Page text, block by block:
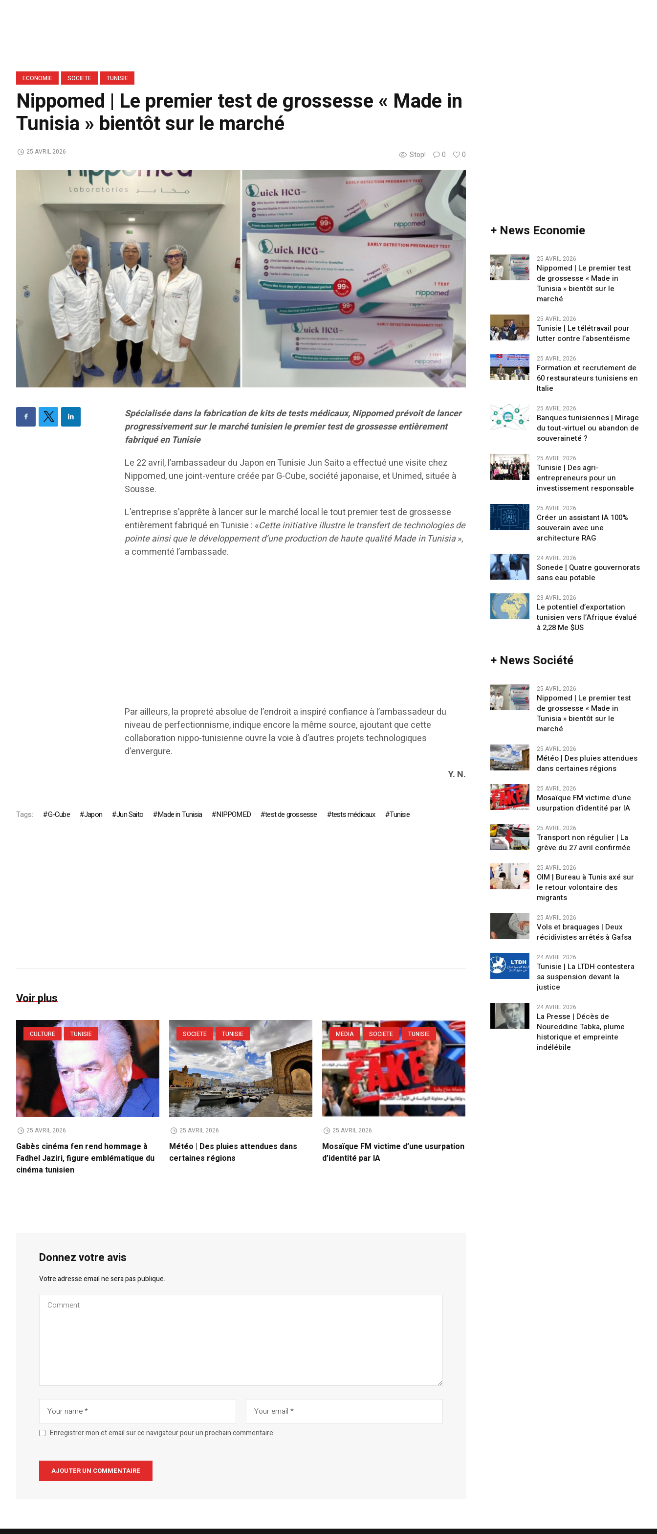
ECONOMIE SOCIETE TUNISIE
Nippomed | Le premier test de grossesse « Made in
Tunisia » bientôt sur le marché
Stop! 0 0
25 AVRIL 2026
​Spécialisée dans la fabrication de kits de tests médicaux, Nippomed prévoit de lancer
progressivement sur le marché tunisien le premier test de grossesse entièrement
fabriqué en Tunisie
Le 22 avril, l’ambassadeur du Japon en Tunisie Jun Saito a effectué une visite chez
Nippomed, une joint-venture créée par G-Cube, société japonaise, et Unimed, située à
Sousse.
L’entreprise s’apprête à lancer sur le marché local le tout premier test de grossesse
entièrement fabriqué en Tunisie : «Cette initiative illustre le transfert de technologies de
pointe ainsi que le développement d’une production de haute qualité Made in Tunisia»,
a commenté l’ambassade.
Par ailleurs, la propreté absolue de l’endroit a inspiré confiance à l’ambassadeur du
niveau de perfectionnisme, indique encore la même source, ajoutant que cette
collaboration nippo-tunisienne ouvre la voie à d’autres projets technologiques
d’envergure.
Y. N.
Tags: G-Cube Japon Jun Saito Made in Tunisia NIPPOMED test de grossesse tests médicaux Tunisie
Voir plus
CULTURE TUNISIE
25 AVRIL 2026
Gabès cinéma fen rend hommage à
Fadhel Jaziri, figure emblématique du
cinéma tunisien
SOCIETE TUNISIE
25 AVRIL 2026
Météo | Des pluies attendues dans
certaines régions
MEDIA SOCIETE TUNISIE
25 AVRIL 2026
Mosaïque FM victime d’une usurpation
d’identité par IA
Donnez votre avis
Votre adresse email ne sera pas publique.
Enregistrer mon et email sur ce navigateur pour un prochain commentaire.
+ News Economie
25 AVRIL 2026
Nippomed | Le premier test
de grossesse « Made in
Tunisia » bientôt sur le
marché
25 AVRIL 2026
Tunisie | Le télétravail pour
lutter contre l’absentéisme
25 AVRIL 2026
Formation et recrutement de
60 restaurateurs tunisiens en
Italie
25 AVRIL 2026
Banques tunisiennes | Mirage
du tout-virtuel ou abandon de
souveraineté ?
25 AVRIL 2026
Tunisie | Des agri-
entrepreneurs pour un
investissement responsable
25 AVRIL 2026
Créer un assistant IA 100%
souverain avec une
architecture RAG
24 AVRIL 2026
Sonede | Quatre gouvernorats
sans eau potable
23 AVRIL 2026
Le potentiel d’exportation
tunisien vers l’Afrique évalué
à 2,28 Me $US
+ News Société
25 AVRIL 2026
Nippomed | Le premier test
de grossesse « Made in
Tunisia » bientôt sur le
marché
25 AVRIL 2026
Météo | Des pluies attendues
dans certaines régions
25 AVRIL 2026
Mosaïque FM victime d’une
usurpation d’identité par IA
25 AVRIL 2026
Transport non régulier | La
grève du 27 avril confirmée
25 AVRIL 2026
OIM | Bureau à Tunis axé sur
le retour volontaire des
migrants
25 AVRIL 2026
Vols et braquages | Deux
récidivistes arrêtés à Gafsa
24 AVRIL 2026
Tunisie | La LTDH contestera
sa suspension devant la
justice
24 AVRIL 2026
La Presse | Décès de
Noureddine Tabka, plume
historique et empreinte
indélébile